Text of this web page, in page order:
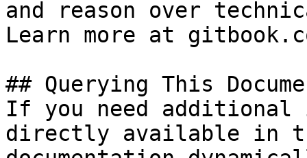
and reason over
Learn more at
## Querying This
If you need
directly available in